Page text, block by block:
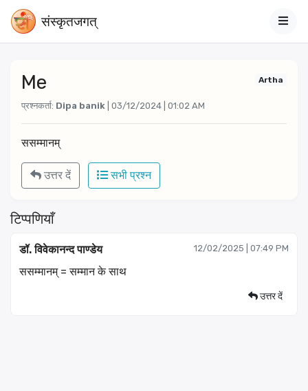
संस्‍कृतजगत्
Me
प्रश्नकर्ता: Dipa banik | 03/12/2024 | 01:02 AM
Artha
ससम्मानम्
उत्तर दें सभी प्रश्न
टिप्पणियाँ
डॉ. विवेकानन्द पाण्डेय 12/02/2025 | 07:49 PM
ससम्मानम् = सम्मान के साथ
उत्तर दें